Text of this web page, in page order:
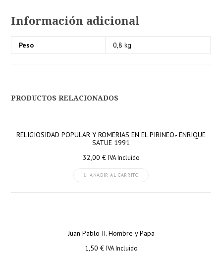
Información adicional
Peso 0,8 kg
PRODUCTOS RELACIONADOS
RELIGIOSIDAD POPULAR Y ROMERIAS EN EL PIRINEO.- ENRIQUE
SATUE 1991
32,00 € IVA Incluido
AÑADIR AL CARRITO
Juan Pablo II. Hombre y Papa
1,50 € IVA Incluido